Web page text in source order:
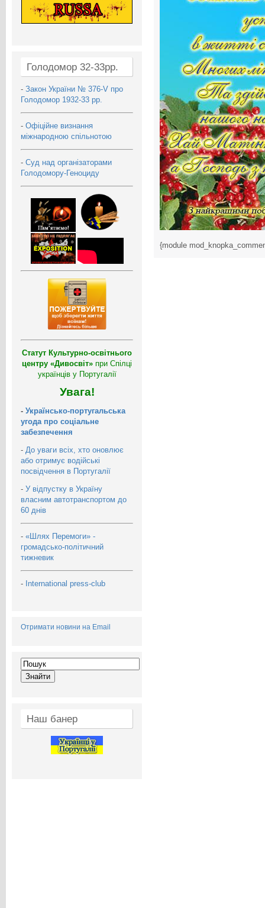
Голодомор 32-33рр.
- Закон України № 376-V про
Голодомор 1932-33 рр.
- Офіційне визнання
міжнародною спільнотою
- Суд над організаторами
Голодомору-Геноциду
Статут Культурно-освітнього
центру «Дивосвіт» при Спілці
українців у Португалії
Увага!
- Українсько-португальська
угода про соціальне
забезпечення
- До уваги всіх, хто оновлює
або отримує водійські
посвідчення в Португалії
- У відпустку в Україну
власним автотранспортом до
60 днів
- «Шлях Перемоги» -
громадсько-політичний
тижневик
- International press-club
Отримати новини на Email
Наш банер
{module